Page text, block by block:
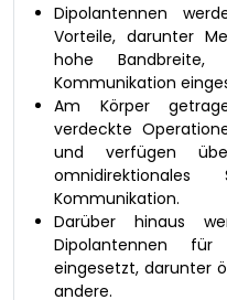
Dipolantennen
Vorteile, darunter
hohe
Kommunikation
Am Körper
verdeckte
und verfügen
Kommunikation.
Darüber hinaus
Dipolantennen für
eingesetzt, darunter
andere.